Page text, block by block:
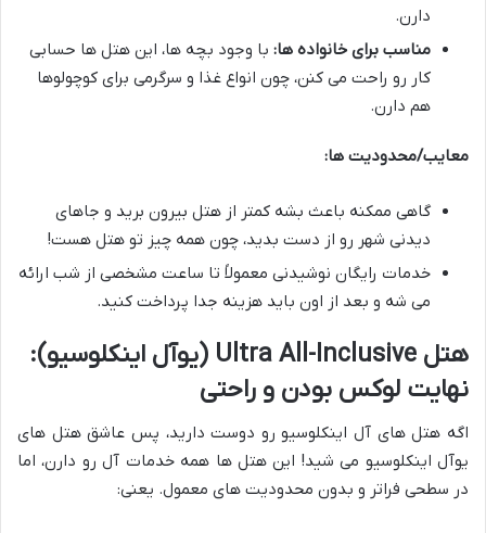
دارن.
مناسب برای خانواده ها: با وجود بچه ها، این هتل ها حسابی
کار رو راحت می کنن، چون انواع غذا و سرگرمی برای کوچولوها
هم دارن.
معایب/محدودیت ها:
گاهی ممکنه باعث بشه کمتر از هتل بیرون برید و جاهای
دیدنی شهر رو از دست بدید، چون همه چیز تو هتل هست!
خدمات رایگان نوشیدنی معمولاً تا ساعت مشخصی از شب ارائه
می شه و بعد از اون باید هزینه جدا پرداخت کنید.
هتل Ultra All-Inclusive (یوآل اینکلوسیو):
نهایت لوکس بودن و راحتی
اگه هتل های آل اینکلوسیو رو دوست دارید، پس عاشق هتل های
یوآل اینکلوسیو می شید! این هتل ها همه خدمات آل رو دارن، اما
در سطحی فراتر و بدون محدودیت های معمول. یعنی: